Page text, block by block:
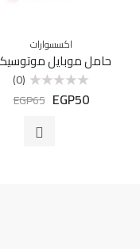
اكسسوارات
حامل موبايل
التقييم
(0)
EGP50
EGP65